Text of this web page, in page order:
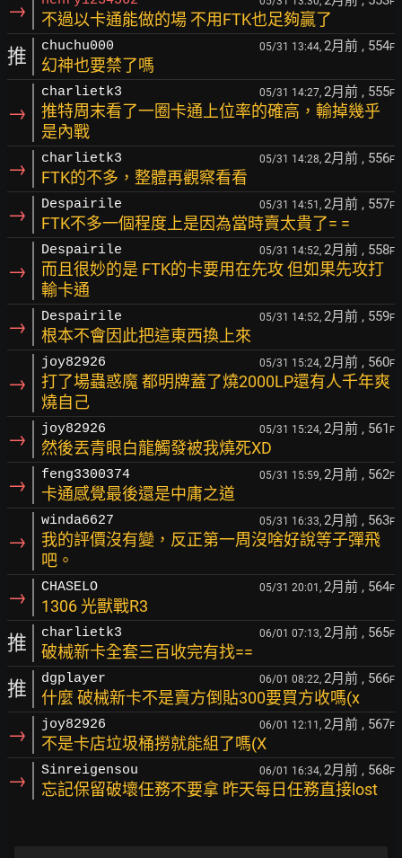
→ 不過以卡通能做的場 不用FTK也足夠贏了
推 chuchu000 05/31 13:44, 2月前 , 554F
幻神也要禁了嗎
→
charlietk3 05/31 14:27, 2月前 , 555F
推特周末看了一圈卡通上位率的確高，輸掉幾乎
是內戰
→ charlietk3 05/31 14:28, 2月前 , 556F
FTK的不多，整體再觀察看看
→ Despairile 05/31 14:51, 2月前 , 557F
FTK不多一個程度上是因為當時賣太貴了= =
→
Despairile 05/31 14:52, 2月前 , 558F
而且很妙的是 FTK的卡要用在先攻 但如果先攻打
輸卡通
→ Despairile 05/31 14:52, 2月前 , 559F
根本不會因此把這東西換上來
→
joy82926 05/31 15:24, 2月前 , 560F
打了場蟲惑魔 都明牌蓋了燒2000LP還有人千年爽
燒自己
→ joy82926 05/31 15:24, 2月前 , 561 F
然後丟青眼白龍觸發被我燒死XD
→ feng3300374 05/31 15:59, 2月前 , 562F
卡通感覺最後還是中庸之道
→
winda6627 05/31 16:33, 2月前 , 563F
我的評價沒有變，反正第一周沒啥好說等子彈飛
吧。
→ CHASELO 05/31 20:01, 2月前 , 564F
1306 光獸戰R3
推 charlietk3 06/01 07:13, 2月前 , 565F
破械新卡全套三百收完有找==
推 dgplayer 06/01 08:22, 2月前 , 566F
什麼 破械新卡不是賣方倒貼300要買方收嗎(x
→ joy82926 06/01 12:11, 2月前 , 567F
不是卡店垃圾桶撈就能組了嗎(X
→ Sinreigensou 06/01 16:34, 2月前 , 568F
忘記保留破壞任務不要拿 昨天每日任務直接lost